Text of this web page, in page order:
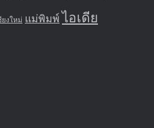
ยงใหม่ แม่พิมพ์ ไอเดีย